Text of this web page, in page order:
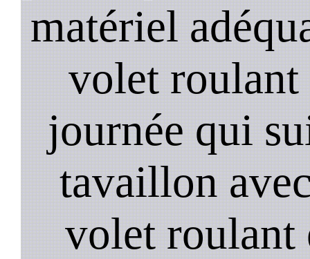
matériel
volet roulant
journée qui
tavaillon
volet roulant